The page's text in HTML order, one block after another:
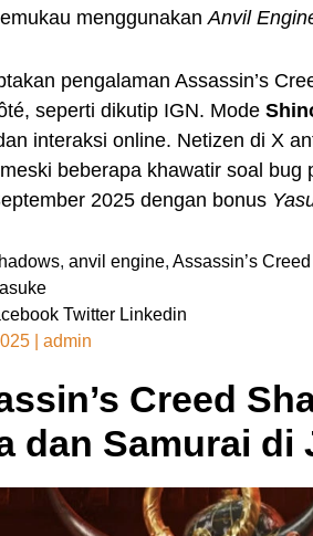
menggunakan Anvil
pengalaman Assassin’s
seperti dikutip IGN. Mode
interaksi online. Netizen di X
beberapa khawatir soal
2025 dengan bonus
, anvil engine, Assassin’s
Twitter Linkedin
admin
Creed
dan Samurai di